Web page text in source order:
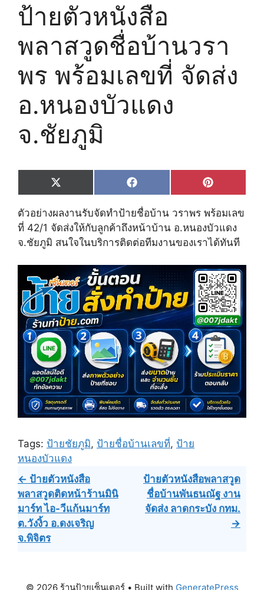
ป้ายตัวหนังสือ
พลาสวูดชื่อบ้านวรา
พร พร้อมเลขที่ จัดส่ง
อ.หนองบัวแดง
จ.ชัยภูมิ
Share
on
X
(
w
i
t
t
r
)
Share
on
F
a
c
e
b
o
o
Share
on
P
i
n
t
e
r
e
t
ตัวอย่างผลงานรับจัดทำป้ายชื่อบ้าน วราพร พร้อมเลข
ที่ 42/1 จัดส่งให้กับลูกค้าถึงหน้าบ้าน อ.หนองบัวแดง
จ.ชัยภูมิ สนใจในบริการติดต่อทีมงานของเราได้ทันที
Tags: ป้ายชัยภูมิ, ป้ายชื่อบ้านเลขที่, ป้าย
หนองบัวแดง
Post
navigation
← ป้ายตัวหนังสือ
พลาสวูดติดหน้าร้านมินิ
มาร์ท ไอ-วีแก้นมาร์ท
ต.วังงิ้ว อ.ดงเจริญ
จ.พิจิตร
ป้ายตัวหนังสือพลาสวูด
ชื่อบ้านพันธนณัฐ งาน
จัดส่ง ลาดกระบัง กทม.
→
© 2026 ร้านป้ายเซ็นเตอร์• Built with GeneratePress